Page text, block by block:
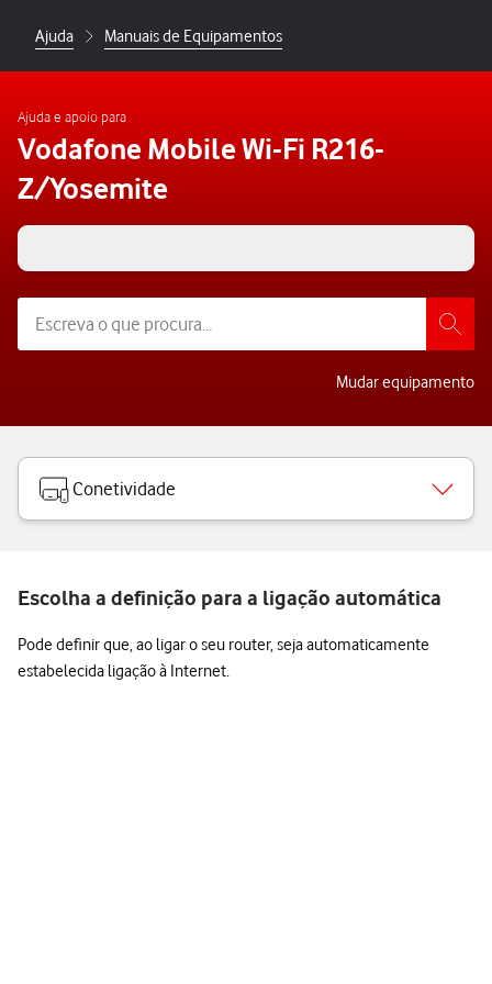
Ajuda Manuais de Equipamentos
Ajuda e apoio para
Vodafone Mobile Wi-Fi R216-
Z/Yosemite
Mudar equipamento
Conetividade
Escolha a definição para a ligação automática
Pode definir que, ao ligar o seu router, seja automaticamente
estabelecida ligação à Internet.